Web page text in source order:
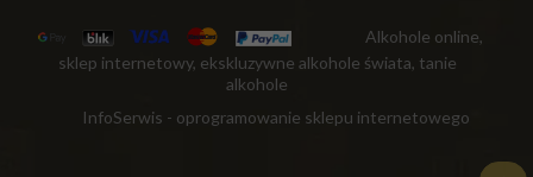
Alkohole online,
sklep internetowy, ekskluzywne alkohole świata, tanie
alkohole
InfoSerwis - oprogramowanie sklepu internetowego